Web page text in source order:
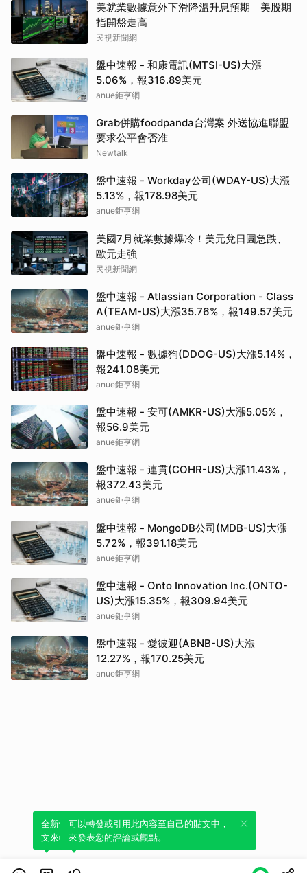
美就業數據意外下滑降溫升息預期 美股期
指開盤走高
民視新聞網
盤中速報 - 和康電訊(MTSI-US)大漲
5.06%，報316.89美元
anue鉅亨網
Grab併購foodpanda台灣案 外送協進聯盟
要求公平會否准
Newtalk
盤中速報 - Workday公司(WDAY-US)大漲
5.13%，報178.98美元
anue鉅亨網
美國7月就業數據爆冷！美元兌日圓急跌、
歐元走強
民視新聞網
盤中速報 - Atlassian Corporation - Class
A(TEAM-US)大漲35.76%，報149.57美元
anue鉅亨網
盤中速報 - 數據狗(DDOG-US)大漲5.14%，
報241.08美元
anue鉅亨網
盤中速報 - 安可(AMKR-US)大漲5.05%，
報56.9美元
anue鉅亨網
盤中速報 - 連貫(COHR-US)大漲11.43%，
報372.43美元
anue鉅亨網
盤中速報 - MongoDB公司(MDB-US)大漲
5.72%，報391.18美元
anue鉅亨網
盤中速報 - Onto Innovation Inc.(ONTO-
US)大漲15.35%，報309.94美元
anue鉅亨網
盤中速報 - 愛彼迎(ABNB-US)大漲
12.27%，報170.25美元
anue鉅亨網
全新體驗！一鍵引用此內容，透過發布貼
文來輕鬆表達個人立場。
可以轉發或引用此內容至自己的貼文中，
來發表您的評論或觀點。